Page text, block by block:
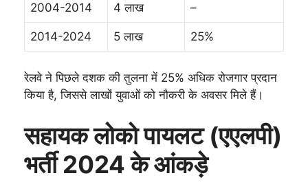
2004-2014 4 लाख –
2014-2024 5 लाख 25%
रेलवे ने पिछले दशक की तुलना में 25% अधिक रोजगार प्रदान
किया है, जिससे लाखों युवाओं को नौकरी के अवसर मिले हैं।
सहायक लोको पायलट (एएलपी)
भर्ती 2024 के आंकड़े